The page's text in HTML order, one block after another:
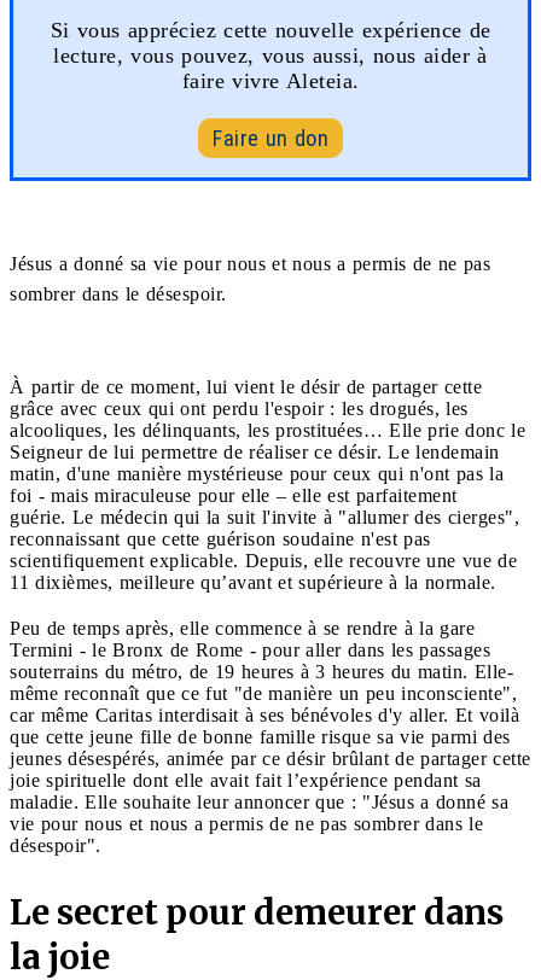
Si vous appréciez cette nouvelle expérience de
lecture, vous pouvez, vous aussi, nous aider à
faire vivre Aleteia.
Faire un don
Jésus a donné sa vie pour nous et nous a permis de ne pas
sombrer dans le désespoir.
À partir de ce moment, lui vient le désir de partager cette
grâce avec ceux qui ont perdu l'espoir : les drogués, les
alcooliques, les délinquants, les prostituées… Elle prie donc le
Seigneur de lui permettre de réaliser ce désir. Le lendemain
matin, d'une manière mystérieuse pour ceux qui n'ont pas la
foi - mais miraculeuse pour elle – elle est parfaitement
guérie. Le médecin qui la suit l'invite à "allumer des cierges",
reconnaissant que cette guérison soudaine n'est pas
scientifiquement explicable. Depuis, elle recouvre une vue de
11 dixièmes, meilleure qu’avant et supérieure à la normale.
Peu de temps après, elle commence à se rendre à la gare
Termini - le Bronx de Rome - pour aller dans les passages
souterrains du métro, de 19 heures à 3 heures du matin. Elle-
même reconnaît que ce fut "de manière un peu inconsciente",
car même Caritas interdisait à ses bénévoles d'y aller. Et voilà
que cette jeune fille de bonne famille risque sa vie parmi des
jeunes désespérés, animée par ce désir brûlant de partager cette
joie spirituelle dont elle avait fait l’expérience pendant sa
maladie. Elle souhaite leur annoncer que : "Jésus a donné sa
vie pour nous et nous a permis de ne pas sombrer dans le
désespoir".
Le secret pour demeurer dans
la joie